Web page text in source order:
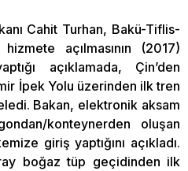
Cahit Turhan, Bakü-Tiflis-
açılmasının (2017)
açıklamada, Çin’den
İpek Yolu üzerinden ilk tren
Bakan, elektronik aksam
konteynerden oluşan
giriş yaptığını açıkladı.
boğaz tüp geçidinden ilk